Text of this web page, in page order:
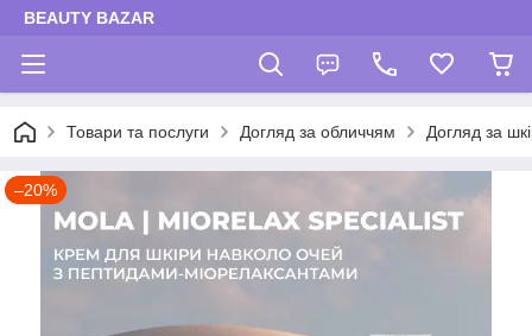
BEAUTY BAZAR
Товари та послуги Догляд за обличчям Догляд за
–20%